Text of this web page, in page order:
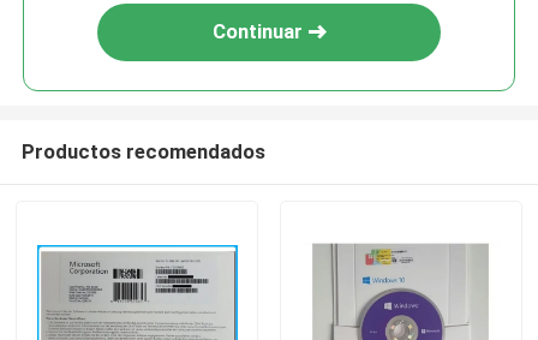
Continuar
Productos recomendados